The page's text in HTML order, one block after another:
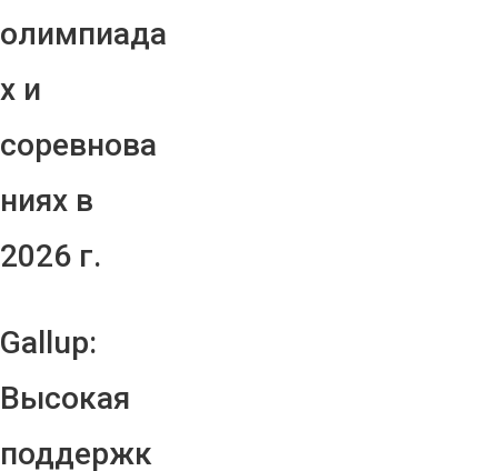
олимпиада
х и
соревнова
ниях в
2026 г.
Gallup:
Высокая
поддержк